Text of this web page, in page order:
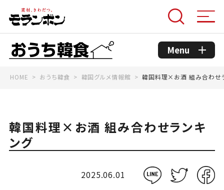
Menu
コンセプト
おうち韓食商品
おうち韓食レシピ
HOME おうち韓食 韓国グルメ情報館 韓国料理×お酒 組み合わせ
韓国料理×お酒 組み合わせランキ
ング
2025.06.01